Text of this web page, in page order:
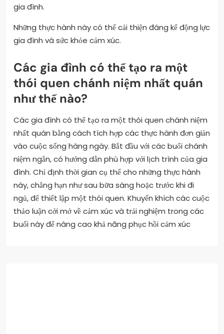
gia đình.
Những thực hành này có thể cải thiện đáng kể động lực
gia đình và sức khỏe cảm xúc.
Các gia đình có thể tạo ra một
thói quen chánh niệm nhất quán
như thế nào?
Các gia đình có thể tạo ra một thói quen chánh niệm
nhất quán bằng cách tích hợp các thực hành đơn giản
vào cuộc sống hàng ngày. Bắt đầu với các buổi chánh
niệm ngắn, có hướng dẫn phù hợp với lịch trình của gia
đình. Chỉ định thời gian cụ thể cho những thực hành
này, chẳng hạn như sau bữa sáng hoặc trước khi đi
ngủ, để thiết lập một thói quen. Khuyến khích các cuộc
thảo luận cởi mở về cảm xúc và trải nghiệm trong các
buổi này để nâng cao khả năng phục hồi cảm xúc